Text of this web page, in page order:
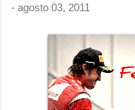
- agosto 03, 2011